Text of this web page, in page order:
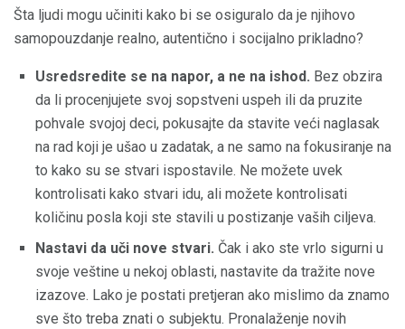
Šta ljudi mogu učiniti kako bi se osiguralo da je njihovo
samopouzdanje realno, autentično i socijalno prikladno?
Usredsredite se na napor, a ne na ishod. Bez obzira
da li procenjujete svoj sopstveni uspeh ili da pruzite
pohvale svojoj deci, pokusajte da stavite veći naglasak
na rad koji je ušao u zadatak, a ne samo na fokusiranje na
to kako su se stvari ispostavile. Ne možete uvek
kontrolisati kako stvari idu, ali možete kontrolisati
količinu posla koji ste stavili u postizanje vaših ciljeva.
Nastavi da uči nove stvari. Čak i ako ste vrlo sigurni u
svoje veštine u nekoj oblasti, nastavite da tražite nove
izazove. Lako je postati pretjeran ako mislimo da znamo
sve što treba znati o subjektu. Pronalaženje novih